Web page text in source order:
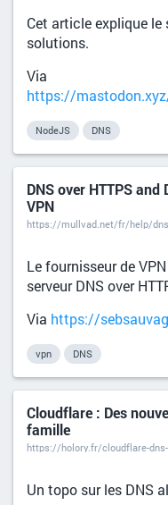
Cet article explique
solutions.
Via
https://
NodeJS DNS
DNS over HTTPS
VPN
https://mullvad.net/fr/help/
Le fournisseur de
serveur DNS over
Via https://
vpn DNS
Cloudflare : Des
famille
https://holory.fr/cloudflare-
Un topo sur les DNS